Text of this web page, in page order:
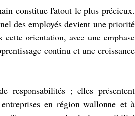
constitue l'atout le plus précieux.
des employés devient une priorité
orientation, avec une emphase
continu et une croissance
; elles présentent
en région wallonne et à